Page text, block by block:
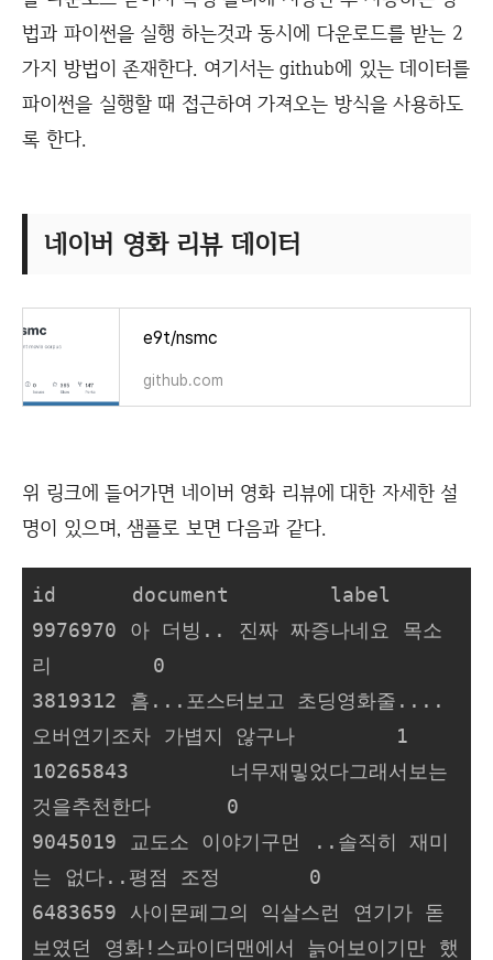
법과 파이썬을 실행 하는것과 동시에 다운로드를 받는 2
가지 방법이 존재한다. 여기서는 github에 있는 데이터를
파이썬을 실행할 때 접근하여 가져오는 방식을 사용하도
록 한다.
네이버 영화 리뷰 데이터
e9t/nsmc
github.com
위 링크에 들어가면 네이버 영화 리뷰에 대한 자세한 설
명이 있으며, 샘플로 보면 다음과 같다.
id      document        label
9976970 아 더빙.. 진짜 짜증나네요 목소
리        0
3819312 흠...포스터보고 초딩영화줄....
오버연기조차 가볍지 않구나        1
10265843        너무재밓었다그래서보는
것을추천한다      0
9045019 교도소 이야기구먼 ..솔직히 재미
는 없다..평점 조정       0
6483659 사이몬페그의 익살스런 연기가 돋
보였던 영화!스파이더맨에서 늙어보이기만 했